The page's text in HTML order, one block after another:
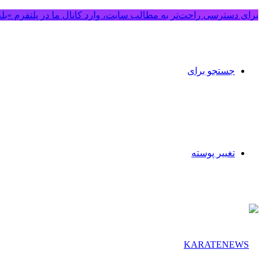
برای دسترسی راحت‌تر به مطالب سایت، وارد کانال ما در پلتفرم
جستجو برای
تغییر پوسته